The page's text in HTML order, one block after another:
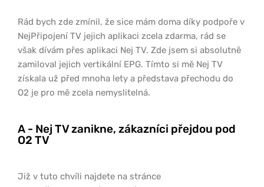
Rád bych zde zmínil, že sice mám doma díky podpoře v
NejPřipojení TV jejich aplikaci zcela zdarma, rád se
však dívám přes aplikaci Nej TV. Zde jsem si absolutně
zamiloval jejich vertikální EPG. Tímto si mě Nej TV
získala už před mnoha lety a představa přechodu do
O2 je pro mě zcela nemyslitelná.
A - Nej TV zanikne, zákazníci přejdou pod
O2 TV
Již v tuto chvíli najdete na stránce